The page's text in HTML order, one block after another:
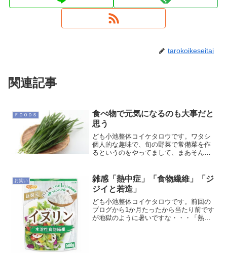
tarokoikeseitai
関連記事
ＦＯＯＤＳ
食べ物で元気になるのも大事だと
思う
ども小池整体コイケタロウです。ワタシ
個人的な趣味で、旬の野菜で常備菜を作
るというのをやってまして、まあそんな
のとご飯のお供を常備するというダブル
ミーニング。だいたいユー...
お笑い
雑感「熱中症」「食物繊維」「ジ
ジイと若造」
ども小池整体コイケタロウです。前回の
ブログから1か月たったから当たり前です
が地獄のように暑いですな・・・「熱中